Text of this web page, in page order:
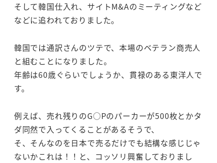
そして韓国仕入れ、サイトM&Aのミーティングなど
などに追われておりました。
韓国では通訳さんのツテで、本場のベテラン商売人
と組むことになりました。
年齢は60歳ぐらいでしょうか、貫禄のある東洋人で
す。
例えば、売れ残りのG○Pのパーカーが500枚とかタ
ダ同然で入ってくることがあるそうで、
そ、そんなのを日本で売るだけでも結構な感じじゃ
ないかこれは！！と、コッソリ興奮しておりまし